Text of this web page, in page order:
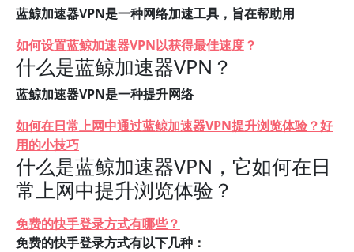
蓝鲸加速器VPN是一种网络加速工具，旨在帮助用
如何设置蓝鲸加速器VPN以获得最佳速度？
什么是蓝鲸加速器VPN？
蓝鲸加速器VPN是一种提升网络
如何在日常上网中通过蓝鲸加速器VPN提升浏览体验？好
用的小技巧
什么是蓝鲸加速器VPN，它如何在日
常上网中提升浏览体验？
免费的快手登录方式有哪些？
免费的快手登录方式有以下几种：